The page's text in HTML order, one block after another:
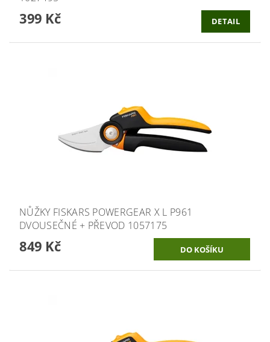
399 Kč DETAIL
NŮŽKY FISKARS POWERGEAR X L P961
DVOUSEČNÉ + PŘEVOD 1057175
849 Kč